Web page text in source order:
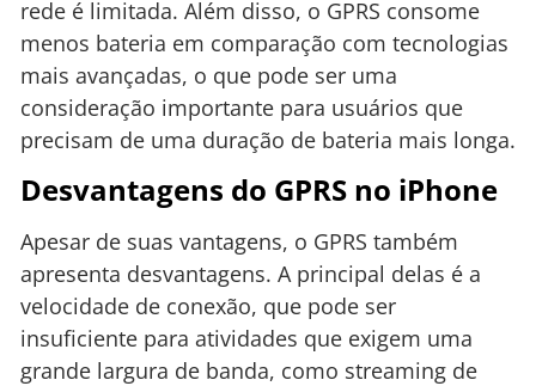
rede é limitada. Além disso, o GPRS consome
menos bateria em comparação com tecnologias
mais avançadas, o que pode ser uma
consideração importante para usuários que
precisam de uma duração de bateria mais longa.
Desvantagens do GPRS no iPhone
Apesar de suas vantagens, o GPRS também
apresenta desvantagens. A principal delas é a
velocidade de conexão, que pode ser
insuficiente para atividades que exigem uma
grande largura de banda, como streaming de